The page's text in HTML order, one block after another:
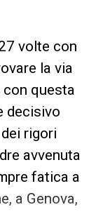
volte con
la via
questa
decisivo
rigori
avvenuta
fatica a
a Genova,